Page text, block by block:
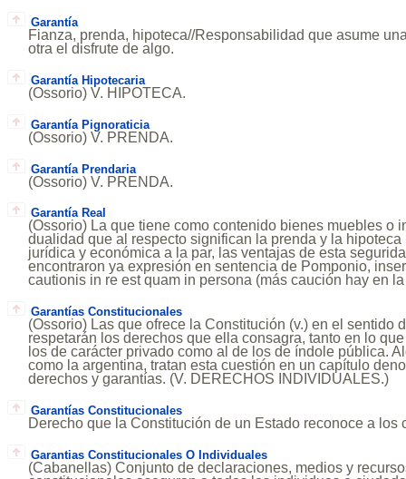
Garantía
Fianza, prenda, hipoteca//Responsabilidad que asume
otra el disfrute de algo.
Garantía Hipotecaria
(Ossorio) V. HIPOTECA.
Garantía Pignoraticia
(Ossorio) V. PRENDA.
Garantía Prendaria
(Ossorio) V. PRENDA.
Garantía Real
(Ossorio) La que tiene como contenido bienes muebles o
dualidad que al respecto significan la prenda y la hipoteca
jurídica y económica a la par, las ventajas de esta
encontraron ya expresión en sentencia de Pomponio,
cautionis in re est quam in persona (más caución hay en
Garantías Constitucionales
(Ossorio) Las que ofrece la Constitución (v.) en el sentido
respetarán los derechos que ella consagra, tanto en lo
los de carácter privado como al de los de índole pública.
como la argentina, tratan esta cuestión en un capítulo
derechos y garantías. (V. DERECHOS INDIVIDUALES.)
Garantías Constitucionales
Derecho que la Constitución de un Estado reconoce a los
Garantias Constitucionales O Individuales
(Cabanellas) Conjunto de declaraciones, medios y